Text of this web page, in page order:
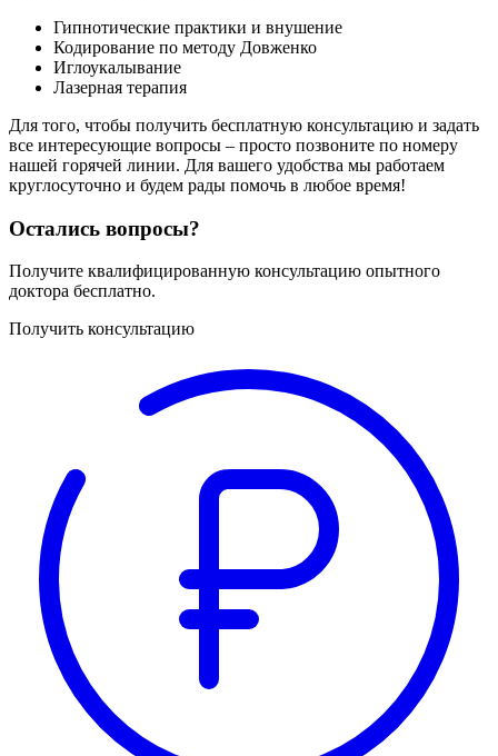
Гипнотические практики и внушение
Кодирование по методу Довженко
Иглоукалывание
Лазерная терапия
Для того, чтобы получить бесплатную консультацию и задать
все интересующие вопросы – просто позвоните по номеру
нашей горячей линии. Для вашего удобства мы работаем
круглосуточно и будем рады помочь в любое время!
Остались вопросы?
Получите квалифицированную консультацию опытного
доктора бесплатно.
Получить консультацию